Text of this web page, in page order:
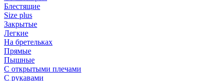
Блестящие
Size plus
Закрытые
Легкие
На бретельках
Прямые
Пышные
С открытыми плечами
С рукавами